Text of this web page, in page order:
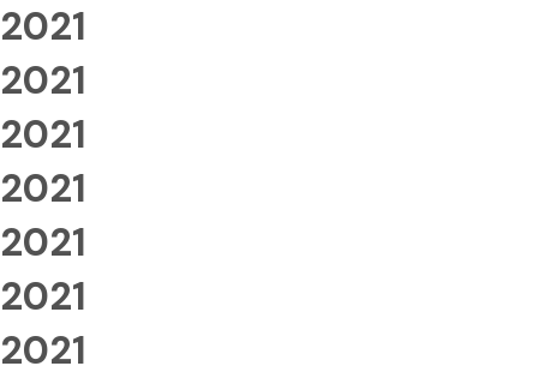
2021
2021
2021
2021
2021
2021
2021